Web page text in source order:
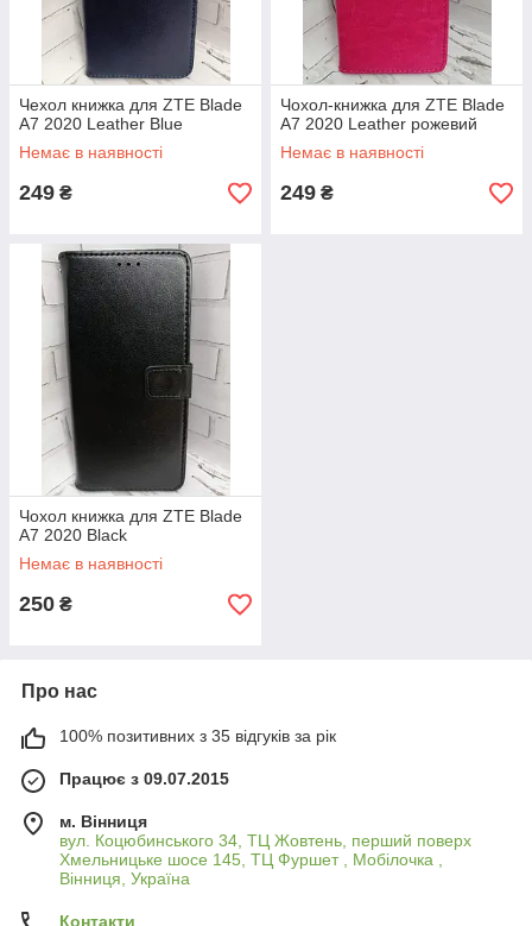
Чехол книжка для ZTE Blade
A7 2020 Leather Blue
Немає в наявності
249 ₴
Чохол-книжка для ZTE Blade
A7 2020 Leather рожевий
Немає в наявності
249 ₴
Чохол книжка для ZTE Blade
A7 2020 Black
Немає в наявності
250 ₴
Про нас
100% позитивних з 35 відгуків за рік
Працює з 09.07.2015
м. Вінниця
вул. Коцюбинського 34, ТЦ Жовтень, перший поверх
Хмельницьке шосе 145, ТЦ Фуршет , Мобілочка ,
Вінниця, Україна
Контакти